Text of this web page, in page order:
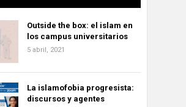
Outside the box: el islam en
los campus universitarios
5 abril, 2021
La islamofobia progresista:
discursos y agentes